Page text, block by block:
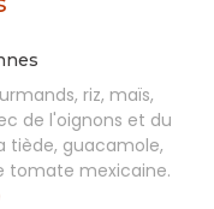
riz, maïs,
de l'oignons et du
tiède, guacamole,
tomate mexicaine.